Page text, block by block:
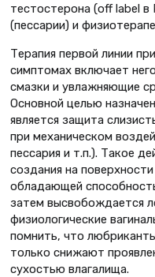
тестостерона (off label
(пессарии) и
Терапия первой линии
симптомах включает
смазки и увлажняющие
Основной целью
является защита
при механическом
пессария и т.п.). Такое
создания на
обладающей
затем высвобождается
физиологические
помнить, что
только снижают
сухостью влагалища.